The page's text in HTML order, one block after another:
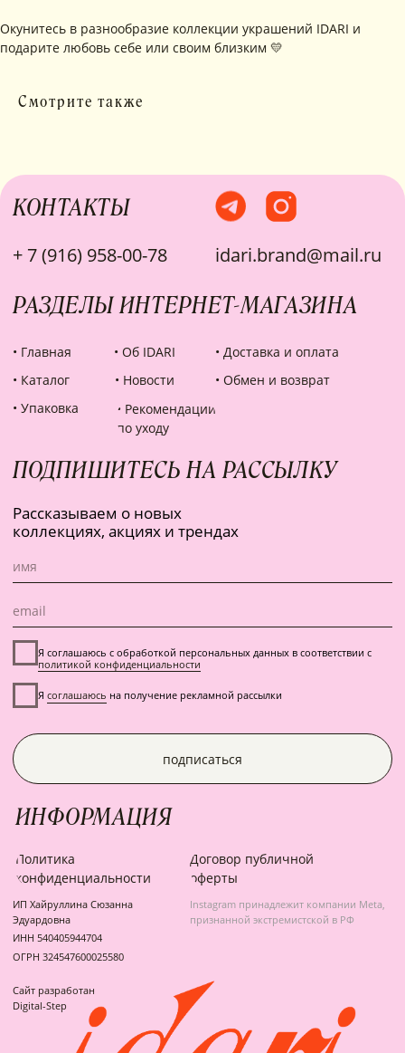
Окунитесь в разнообразие коллекции украшений IDARI и
подарите любовь себе или своим близким 💛
Смотрите также